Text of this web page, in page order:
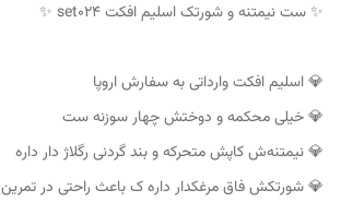
✨ ست نیمتنه و شورتک اسلیم افکت set024 ✨
💎 اسلیم افکت وارداتی به سفارش اروپا
💎 خیلی محکمه و دوختش چهار سوزنه ست
💎 نیمتنه‌ش کاپش متحرکه و بند گردنی رگلاژ دار داره
💎 شورتکش فاق مرغکدار داره ک باعث راحتی در